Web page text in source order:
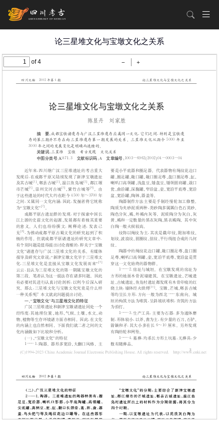
论三星堆文化与宝墩文化之关系